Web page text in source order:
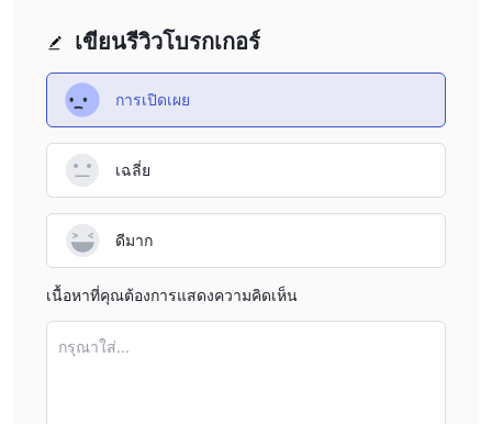
เขียนรีวิวโบรกเกอร์
การเปิดเผย
เฉลี่ย
ดีมาก
เนื้อหาที่คุณต้องการแสดงความคิดเห็น
กรุณาใส่...